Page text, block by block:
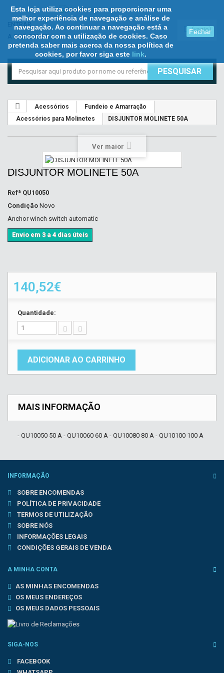
Esta loja utiliza cookies para proporcionar uma
melhor experiência de navegação e análise de
navegação. Ao continuar a navegação está a
concordar com a utilização de cookies. Caso
pretenda saber mais acerca da nossa política de
cookies, por favor siga este link.
Fechar
(vazio)
ENTRAR
A SUA CONTA
PESQUISAR
Acessórios
Fundeio e Amarração
Acessórios para Molinetes
DISJUNTOR MOLINETE 50A
Ver maior
DISJUNTOR MOLINETE 50A
Refª QU10050
Condição Novo
Anchor winch switch automatic
Envio em 3 a 4 dias úteis
140,52€
Quantidade:
ADICIONAR AO CARRINHO
MAIS INFORMAÇÃO
- QU10050 50 A - QU10060 60 A - QU10080 80 A - QU10100 100 A
INFORMAÇÃO
SOBRE ENCOMENDAS
POLÍTICA DE PRIVACIDADE
TERMOS DE UTILIZAÇÃO
SOBRE NÓS
INFORMAÇÕES LEGAIS
CONDIÇÕES GERAIS DE VENDA
A MINHA CONTA
AS MINHAS ENCOMENDAS
OS MEUS ENDEREÇOS
OS MEUS DADOS PESSOAIS
SIGA-NOS
FACEBOOK